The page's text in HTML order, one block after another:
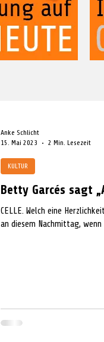
Betty Garcés sagt
CELLE. Welch eine
an diesem Nachmittag, wenn
KULTUR
Anke Schlicht
15. Mai 2023
2 Min. Lesezeit